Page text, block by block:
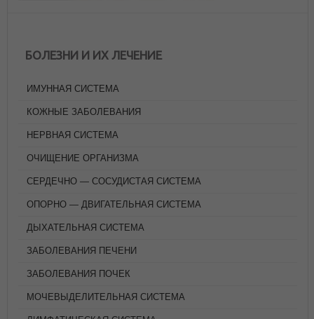
БОЛЕЗНИ И ИХ ЛЕЧЕНИЕ
ИМУННАЯ СИСТЕМА
КОЖНЫЕ ЗАБОЛЕВАНИЯ
НЕРВНАЯ СИСТЕМА
ОЧИЩЕНИЕ ОРГАНИЗМА
СЕРДЕЧНО — СОСУДИСТАЯ СИСТЕМА
ОПОРНО — ДВИГАТЕЛЬНАЯ СИСТЕМА
ДЫХАТЕЛЬНАЯ СИСТЕМА
ЗАБОЛЕВАНИЯ ПЕЧЕНИ
ЗАБОЛЕВАНИЯ ПОЧЕК
МОЧЕВЫДЕЛИТЕЛЬНАЯ СИСТЕМА